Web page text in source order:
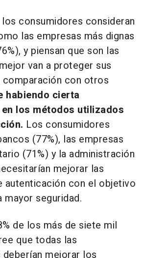
consumidores consideran
las empresas más dignas
y piensan que son las
van a proteger sus
comparación con otros
habiendo cierta
los métodos utilizados
Los consumidores
(77%), las empresas
(71%) y la administración
mejorar las
autenticación con el objetivo
mayor seguridad.
de los más de siete mil
que todas las
mejorar los